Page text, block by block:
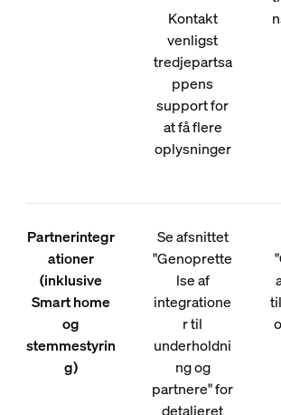
Kontakt
venligst
tredjepartsa
ppens
support for
at få flere
oplysninger
Partnerintegr
ationer
(inklusive
Smart home
og
stemmestyrin
g)
Se afsnittet
"Genoprette
lse af
integratione
r til
underholdni
ng og
partnere" for
detaljeret